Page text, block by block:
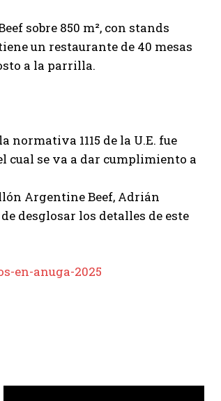
sobre 850 m², con stands
un restaurante de 40 mesas
a la parrilla.
normativa 1115 de la U.E. fue
cual se va a dar cumplimiento a
Argentine Beef, Adrián
desglosar los detalles de este
en-anuga-2025